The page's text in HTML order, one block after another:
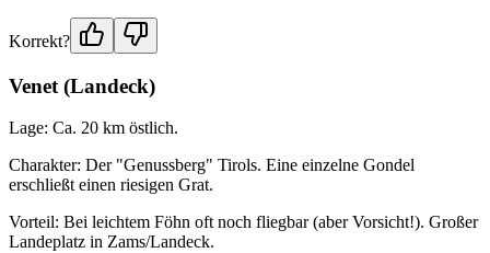
Korrekt?
Venet (Landeck)
Lage: Ca. 20 km östlich.
Charakter: Der "Genussberg" Tirols. Eine einzelne Gondel
erschließt einen riesigen Grat.
Vorteil: Bei leichtem Föhn oft noch fliegbar (aber Vorsicht!). Großer
Landeplatz in Zams/Landeck.